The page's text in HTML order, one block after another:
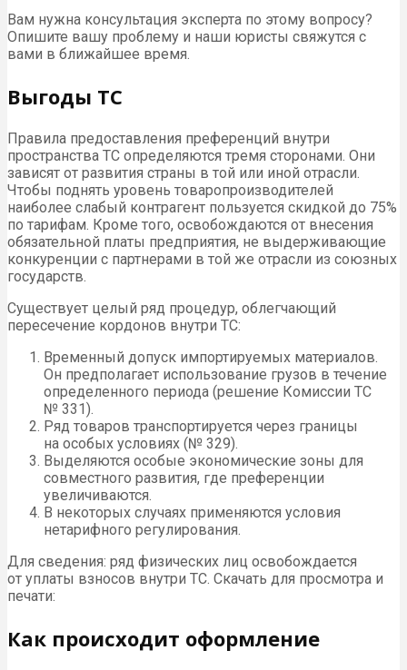
Вам нужна консультация эксперта по этому вопросу?
Опишите вашу проблему и наши юристы свяжутся с
вами в ближайшее время.
Выгоды ТС
Правила предоставления преференций внутри
пространства ТС определяются тремя сторонами. Они
зависят от развития страны в той или иной отрасли.
Чтобы поднять уровень товаропроизводителей
наиболее слабый контрагент пользуется скидкой до 75%
по тарифам. Кроме того, освобождаются от внесения
обязательной платы предприятия, не выдерживающие
конкуренции с партнерами в той же отрасли из союзных
государств.
Существует целый ряд процедур, облегчающий
пересечение кордонов внутри ТС:
Временный допуск импортируемых материалов.
Он предполагает использование грузов в течение
определенного периода (решение Комиссии ТС
№ 331).
Ряд товаров транспортируется через границы
на особых условиях (№ 329).
Выделяются особые экономические зоны для
совместного развития, где преференции
увеличиваются.
В некоторых случаях применяются условия
нетарифного регулирования.
Для сведения: ряд физических лиц освобождается
от уплаты взносов внутри ТС. Скачать для просмотра и
печати:
Как происходит оформление